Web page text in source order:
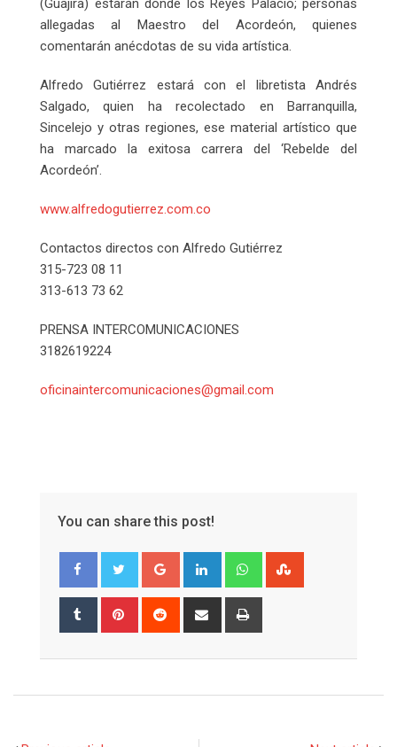
(Guajira) estarán donde los Reyes Palacio; personas
allegadas al Maestro del Acordeón, quienes
comentarán anécdotas de su vida artística.
Alfredo Gutiérrez estará con el libretista Andrés
Salgado, quien ha recolectado en Barranquilla,
Sincelejo y otras regiones, ese material artístico que
ha marcado la exitosa carrera del ‘Rebelde del
Acordeón’.
www.alfredogutierrez.com.co
Contactos directos con Alfredo Gutiérrez
315-723 08 11
313-613 73 62
PRENSA INTERCOMUNICACIONES
3182619224
oficinaintercomunicaciones@gmail.com
You can share this post!
Google+ LinkedIn Whatsapp
Tumblr Pinterest Reddit
Share